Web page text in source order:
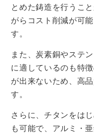
とめた鋳造を行うこ
がらコスト削減が可
す。
また、炭素銅やステ
に適しているのも特
が出来ないため、高
す。
さらに、チタンをは
も可能で、アルミ・